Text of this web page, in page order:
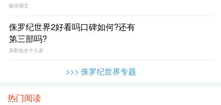
娱乐塘主
侏罗纪世界2好看吗口碑如何?还有
第三部吗?
>>> 侏罗纪世界专题